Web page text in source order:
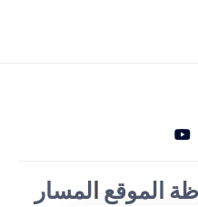
الموقع المسار